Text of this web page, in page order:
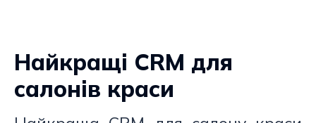
Найкращі CRM для
салонів краси